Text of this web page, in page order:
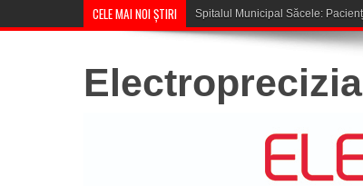
CELE MAI NOI ȘTIRI Cupa României: CSM Să
Electroprecizia